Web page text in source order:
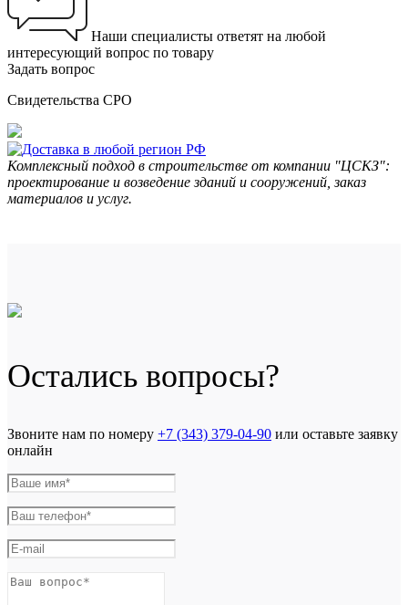
Наши специалисты ответят на любой
интересующий вопрос по товару
Задать вопрос
Свидетельства СРО
Комплексный подход в строительстве от компании "ЦСКЗ":
проектирование и возведение зданий и сооружений, заказ
материалов и услуг.
Остались вопросы?
Звоните нам по номеру +7 (343) 379-04-90 или оставьте заявку
онлайн